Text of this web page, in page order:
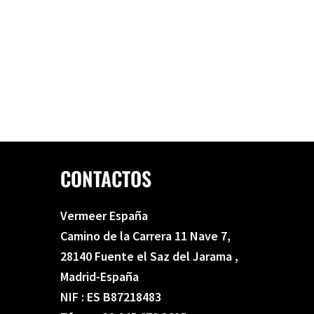
CONTACTOS
Vermeer España
Camino de la Carrera 11 Nave 7,
28140 Fuente el Saz del Jarama ,
Madrid-España
NIF : ES B87218483